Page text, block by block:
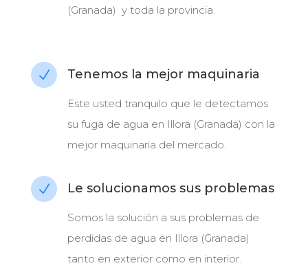
(Granada) y toda la provincia.
N Tenemos la mejor maquinaria
Este usted tranquilo que le detectamos
su fuga de agua en Illora (Granada) con la
mejor maquinaria del mercado.
N Le solucionamos sus problemas
Somos la solución a sus problemas de
perdidas de agua en Illora (Granada)
tanto en exterior como en interior.